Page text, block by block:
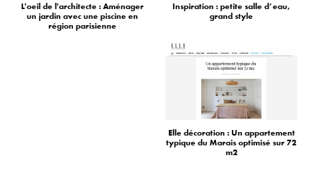
L'oeil de l'architecte : Aménager
un jardin avec une piscine en
région parisienne
Inspiration : petite salle d’eau,
grand style
Elle décoration : Un appartement
typique du Marais optimisé sur 72
m2